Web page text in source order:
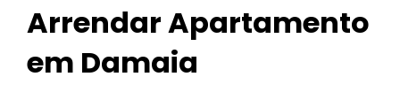
Arrendar Apartamento
em Damaia